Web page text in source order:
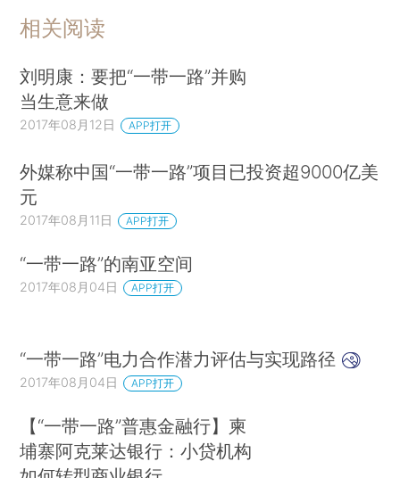
相关阅读
刘明康：要把“一带一路”并购
当生意来做
2017年08月12日 APP打开
外媒称中国“一带一路”项目已投资超9000亿美
元
2017年08月11日 APP打开
“一带一路”的南亚空间
2017年08月04日 APP打开
“一带一路”电力合作潜力评估与实现路径
2017年08月04日 APP打开
【“一带一路”普惠金融行】柬
埔寨阿克莱达银行：小贷机构